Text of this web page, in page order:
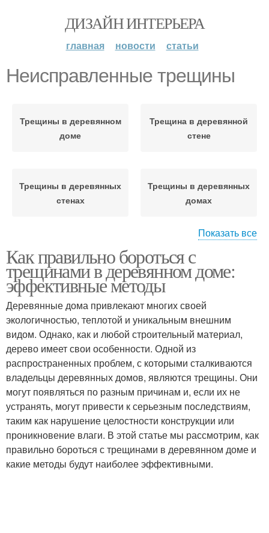
ДИЗАЙН ИНТЕРЬЕРА
главная новости статьи
Неисправленные трещины
Трещины в деревянном
доме
Трещина в деревянной
стене
Трещины в деревянных
стенах
Трещины в деревянных
домах
Трещины в древесине Трещины в дереве
Трещины в брёвнах Трещины на деревьях
Показать все
Как правильно бороться с
трещинами в деревянном доме:
эффективные методы
Деревянные дома привлекают многих своей
экологичностью, теплотой и уникальным внешним
видом. Однако, как и любой строительный материал,
дерево имеет свои особенности. Одной из
распространенных проблем, с которыми сталкиваются
владельцы деревянных домов, являются трещины. Они
могут появляться по разным причинам и, если их не
устранять, могут привести к серьезным последствиям,
таким как нарушение целостности конструкции или
проникновение влаги. В этой статье мы рассмотрим, как
правильно бороться с трещинами в деревянном доме и
какие методы будут наиболее эффективными.